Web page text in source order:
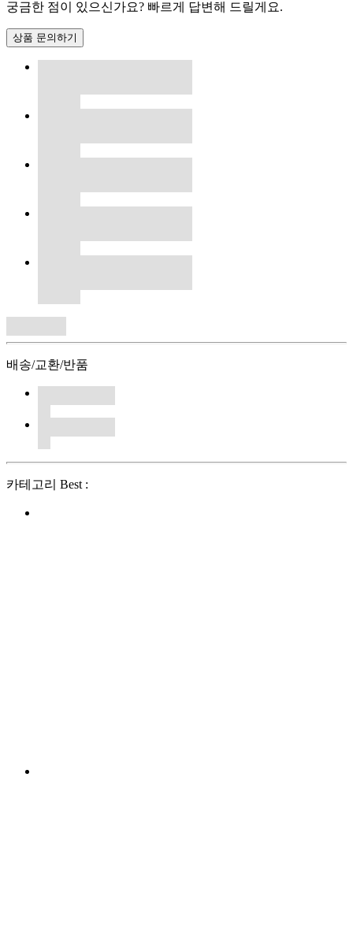
궁금한 점이 있으신가요? 빠르게 답변해 드릴게요.
상품 문의하기
배송/교환/반품
카테고리 Best :